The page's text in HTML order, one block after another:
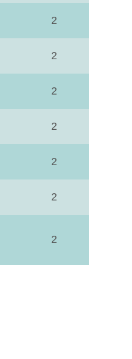
2
2
2
2
2
2
2